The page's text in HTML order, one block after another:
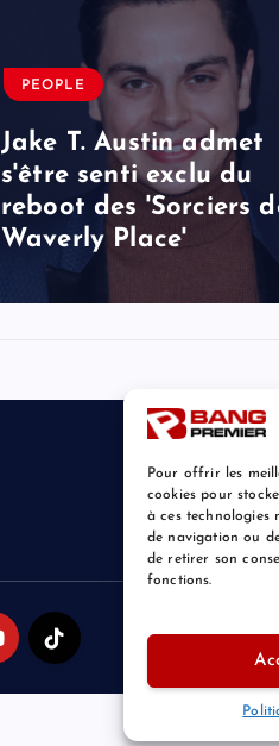
Pour offrir les
cookies pour
à ces technologies
de navigation ou
de retirer son
fonctions.
PEOPLE
Jake T. Austin admet
s'être senti exclu du
reboot des 'Sorciers
Waverly Place'